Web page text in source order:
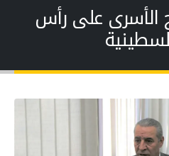
الأسرى على رأس